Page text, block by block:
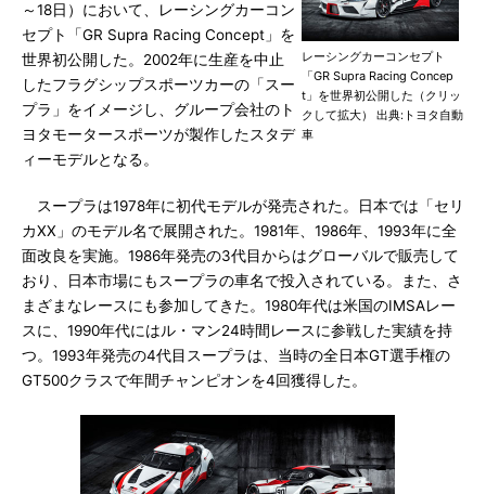
レーシングカーコンセプト
「GR Supra Racing Concep
t」を世界初公開した（クリッ
クして拡大） 出典:トヨタ自動
車
～18日）において、レーシングカーコン
セプト「GR Supra Racing Concept」を
世界初公開した。2002年に生産を中止
したフラグシップスポーツカーの「スー
プラ」をイメージし、グループ会社のト
ヨタモータースポーツが製作したスタデ
ィーモデルとなる。
スープラは1978年に初代モデルが発売された。日本では「セリ
カXX」のモデル名で展開された。1981年、1986年、1993年に全
面改良を実施。1986年発売の3代目からはグローバルで販売して
おり、日本市場にもスープラの車名で投入されている。また、さ
まざまなレースにも参加してきた。1980年代は米国のIMSAレー
スに、1990年代にはル・マン24時間レースに参戦した実績を持
つ。1993年発売の4代目スープラは、当時の全日本GT選手権の
GT500クラスで年間チャンピオンを4回獲得した。